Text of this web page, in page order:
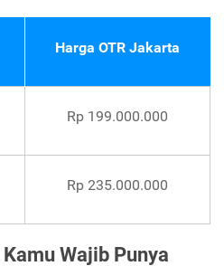
Harga OTR Jakarta
Rp 199.000.000
Rp 235.000.000
Wajib Punya